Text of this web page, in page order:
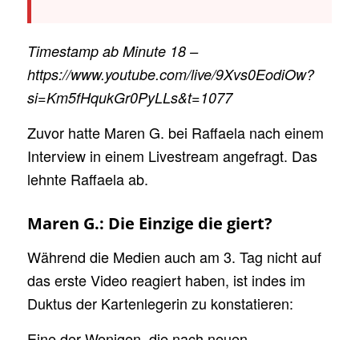
Timestamp ab Minute 18 –
https://www.youtube.com/live/9Xvs0EodiOw?
si=Km5fHqukGr0PyLLs&t=1077
Zuvor hatte Maren G. bei Raffaela nach einem
Interview in einem Livestream angefragt. Das
lehnte Raffaela ab.
Maren G.: Die Einzige die giert?
Während die Medien auch am 3. Tag nicht auf
das erste Video reagiert haben, ist indes im
Duktus der Kartenlegerin zu konstatieren: